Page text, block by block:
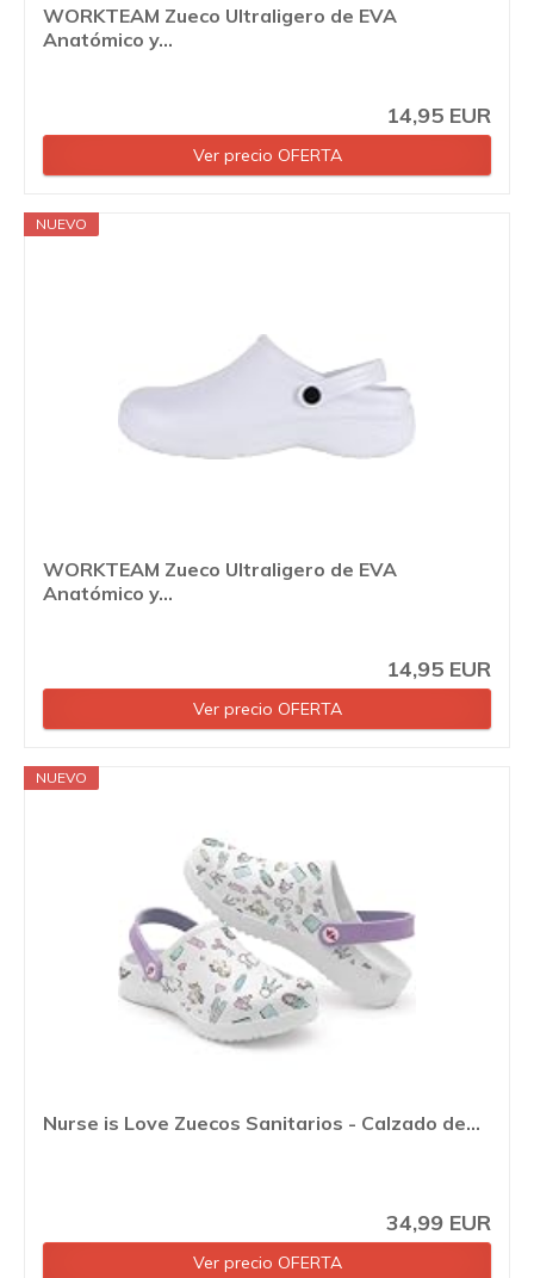
WORKTEAM Zueco Ultraligero de EVA
Anatómico y...
14,95 EUR
Ver precio OFERTA
NUEVO
WORKTEAM Zueco Ultraligero de EVA
Anatómico y...
14,95 EUR
Ver precio OFERTA
NUEVO
Nurse is Love Zuecos Sanitarios - Calzado de...
34,99 EUR
Ver precio OFERTA